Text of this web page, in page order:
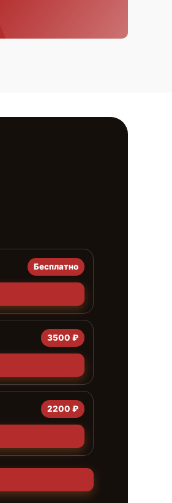
Бесплатно
3500 ₽
2200 ₽